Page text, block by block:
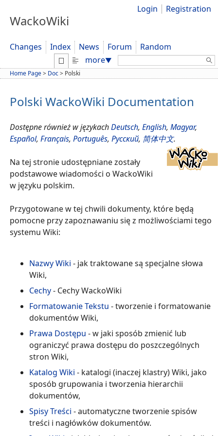
WackoWiki
Login Registration
Changes Index News Forum
Random
more▼ Search:
Home Page> Doc> Polski
Polski WackoWiki Documentation
Dostępne również w językachDeutsch, English, Magyar,
Español, Français, Português, Русский, 简体中文.
Na tej stronie udostępniane zostały
podstawowe wiadomości o WackoWiki
w języku polskim.
Przygotowane w tej chwili dokumenty, które będą
pomocne przy zapoznawaniu się z możliwościami tego
systemu Wiki:
Nazwy Wiki - jak traktowane są specjalne słowa
Wiki,
Cechy- Cechy WackoWiki
Formatowanie Tekstu - tworzenie i formatowanie
dokumentów Wiki,
Prawa Dostępu - w jaki sposób zmienić lub
ograniczyć prawa dostępu do poszczególnych
stron Wiki,
Katalog Wiki - katalogi (inaczej klastry) Wiki, jako
sposób grupowania i tworzenia hierarchii
dokumentów,
Spisy Treści - automatyczne tworzenie spisów
treści i nagłówków dokumentów.